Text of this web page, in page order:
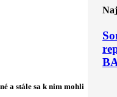
a stále sa k nim mohli